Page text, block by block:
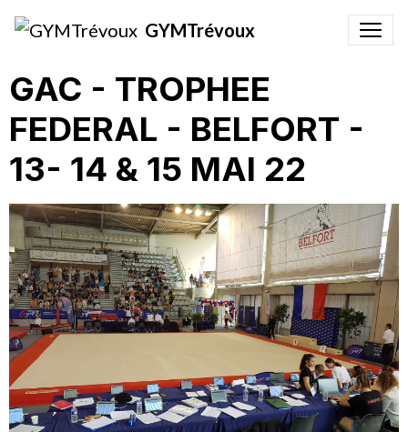
GYMTrévoux
GAC - TROPHEE
FEDERAL - BELFORT -
13- 14 & 15 MAI 22